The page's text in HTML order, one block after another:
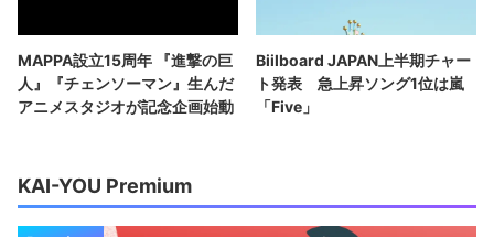
MAPPA設立15周年 『進撃の巨
人』『チェンソーマン』生んだ
アニメスタジオが記念企画始動
Biilboard JAPAN上半期チャー
ト発表 急上昇ソング1位は嵐
「Five」
KAI-YOU Premium